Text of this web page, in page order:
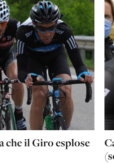
che il Giro esplose